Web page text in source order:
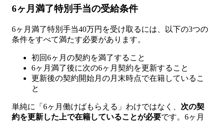
6ヶ月満了特別手当の受給条件
6ヶ月満了特別手当40万円を受け取るには、以下の3つの
条件をすべて満たす必要があります。
初回6ヶ月の契約を満了すること
6ヶ月満了後に次の6ヶ月契約を更新すること
更新後の契約開始月の月末時点で在籍しているこ
と
単純に「6ヶ月働けばもらえる」わけではなく、 次の契
約を更新した上で在籍していることが必要です。6ヶ月